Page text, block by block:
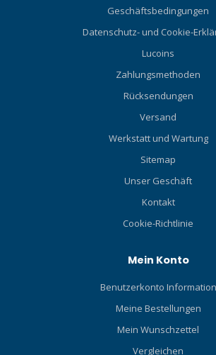
Geschäftsbedingungen
Datenschutz- und Cookie-
Lucoins
Zahlungsmethoden
Rücksendungen
Versand
Werkstatt und Wartung
Sitemap
Unser Geschäft
Kontakt
Cookie-Richtlinie
Mein Konto
Benutzerkonto Information
Meine Bestellungen
Mein Wunschzettel
Vergleichen